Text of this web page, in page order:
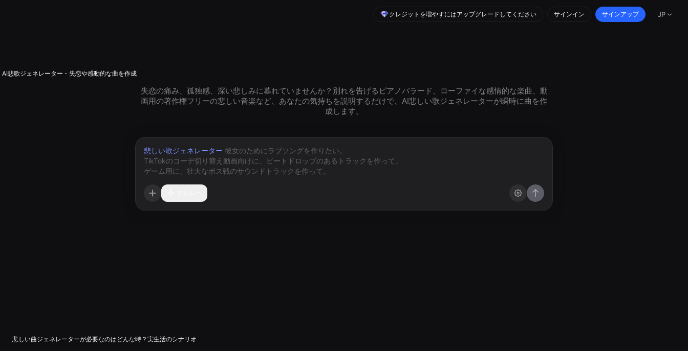
クレジットを増やすにはアップグレードしてください サインイン サインアップ JP
AI悲歌ジェネレーター - 失恋や感動的な曲を作成
失恋の痛み、孤独感、深い悲しみに暮れていませんか？別れを告げるピアノバラード、ローファイな感情的な楽曲、動
画用の著作権フリーの悲しい音楽など、あなたの気持ちを説明するだけで、AI悲しい歌ジェネレーターが瞬時に曲を作
成します。
悲しい歌ジェネレーター
悲しい曲ジェネレーターが必要なのはどんな時？実生活のシナリオ